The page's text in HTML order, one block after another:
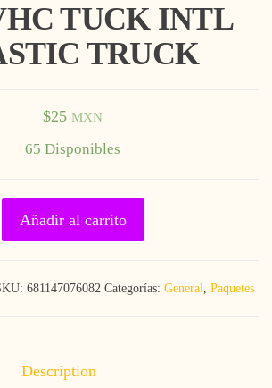
TUCK INTL
TRUCK
$25 MXN
65 Disponibles
TUCK INTL PLASTIC TRUCK
Añadir al carrito
681147076082 Categorías: General, Paquetes
Description